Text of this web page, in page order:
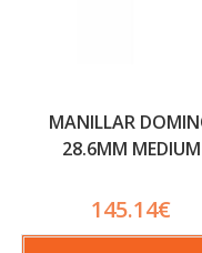
MANILLAR
28.6MM MEDIUM
145.14€